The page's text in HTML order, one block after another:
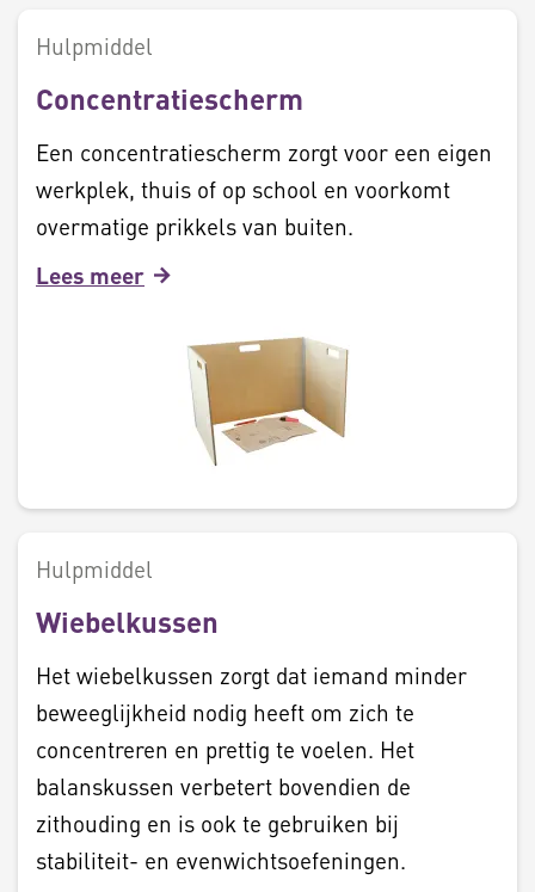
Hulpmiddel
Concentratiescherm
Een concentratiescherm zorgt voor een eigen
werkplek, thuis of op school en voorkomt
overmatige prikkels van buiten.
Lees meer
Hulpmiddel
Wiebelkussen
Het wiebelkussen zorgt dat iemand minder
beweeglijkheid nodig heeft om zich te
concentreren en prettig te voelen. Het
balanskussen verbetert bovendien de
zithouding en is ook te gebruiken bij
stabiliteit- en evenwichtsoefeningen.